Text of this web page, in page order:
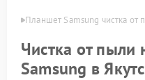
Планшет Samsung чистка от
Чистка от пыли
Samsung в